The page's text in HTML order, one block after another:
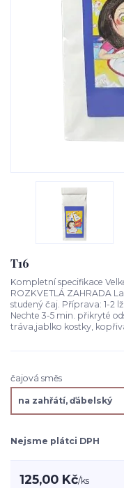
T16
Kompletní specifikace
ROZKVETLÁ ZAHRADA
studený čaj. Příprava: 1-2
Nechte 3-5 min. přikryté
tráva,jablko kostky,
čajová směs
Nejsme plátci DPH
125,00 Kč/ks